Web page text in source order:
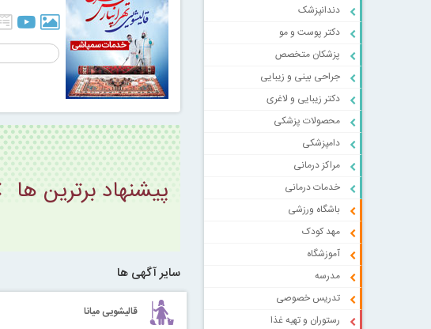
دندانپزشک
دکتر پوست و مو
پزشکان متخصص
جراحی بینی و زیبایی
دکتر زیبایی و لاغری
محصولات پزشکی
دامپزشکی
مراکز درمانی
خدمات درمانی
باشگاه ورزشی
مهد کودک
آموزشگاه
مدرسه
تدریس خصوصی
رستوران و تهیه غذا
پیشنهاد برترین ها
سایر آگهی ها
قالیشویی میانا